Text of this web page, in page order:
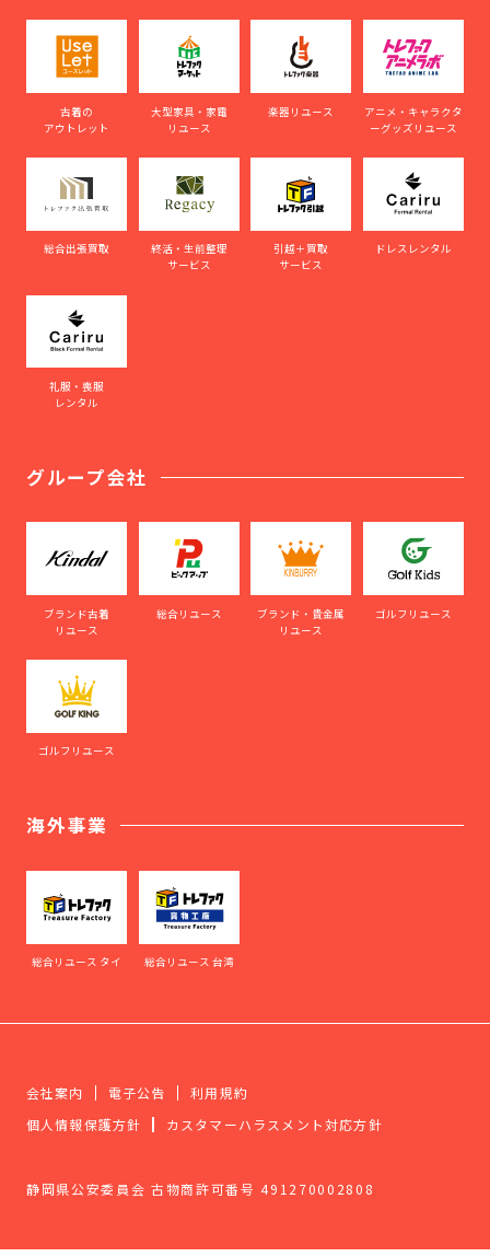
古着の
アウトレット
大型家具・家電
リユース
楽器リユース
アニメ・キャラクタ
ーグッズリユース
総合出張買取
終活・生前整理
サービス
引越＋買取
サービス
ドレスレンタル
礼服・喪服
レンタル
グループ会社
ブランド古着
リユース
総合リユース
ブランド・貴金属
リユース
ゴルフリユース
ゴルフリユース
海外事業
総合リユース タイ 総合リユース 台湾
会社案内 電子公告
利用規約
個人情報保護方針
カスタマーハラスメント対応方針
静岡県公安委員会 古物商許可番号 491270002808